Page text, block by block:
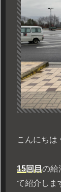
こんにちは
15回目の給
て紹介しま